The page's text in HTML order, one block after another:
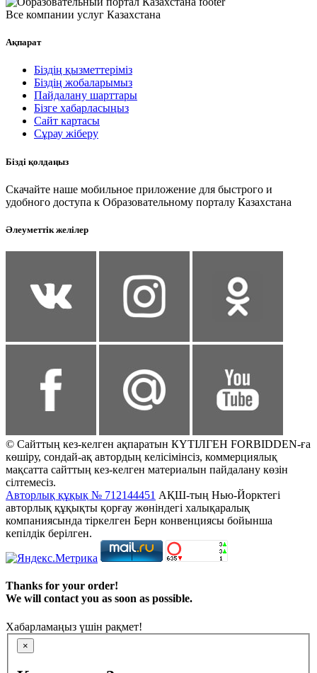
Все компании услуг Казахстана
Ақпарат
Біздің қызметтеріміз
Біздің жобаларымыз
Пайдалану шарттары
Бізге хабарласыңыз
Сайт картасы
Сұрау жіберу
Бізді қолдаңыз
Скачайте наше мобильное приложение для быстрого и
удобного доступа к Образовательному порталу Казахстана
Әлеуметтік желілер
© Сайттың кез-келген ақпаратын КҮТІЛГЕН FORBIDDEN-ға
көшіру, сондай-ақ автордың келісімінсіз, коммерциялық
мақсатта сайттың кез-келген материалын пайдалану көзін
сілтемесіз.
Авторлық құқық № 712144451 АҚШ-тың Нью-Йорктегі
авторлық құқықты қорғау жөніндегі халықаралық
компаниясында тіркелген Берн конвенциясы бойынша
кепілдік берілген.
Thanks for your order!
We will contact you as soon as possible.
Хабарламаңыз үшін рақмет!
×